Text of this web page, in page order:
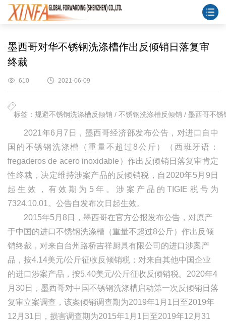
墨西哥对华不锈钢洗涤槽作出反倾销日落复审
终裁
610 2021-06-09
标签：规避不锈钢洗涤槽反倾销 / 不锈钢洗涤槽反倾销 / 墨西哥不
2021年6月7日，墨西哥经济部发布公告，对进口自中
国的不锈钢洗涤槽（重量不超过8公斤）（西班牙语：
fregaderos de acero inoxidable）作出反倾销日落复审肯定
性终裁，决定维持涉案产品的反倾销税，自2020年5月9日
起生效，有效期为5年。涉案产品的TIGIE税号为
7324.10.01。公告自发布次日起生效。
2015年5月8日，墨西哥在官方公报发布公告，对原产
于中国的进口不锈钢洗涤槽（重量不超过8公斤）作出反倾
销终裁，对来自台州路桥吉祥厨具有限公司的进口涉案产
品，按4.14美元/公斤征收反倾销税；对来自其他中国企业
的进口涉案产品，按5.40美元/公斤征收反倾销税。2020年4
月30日，墨西哥对中国不锈钢洗涤槽启动第一次反倾销日落
复审立案调查，该案倾销调查期为2019年1月1日至2019年
12月31日，损害调查期为2015年1月1日至2019年12月31